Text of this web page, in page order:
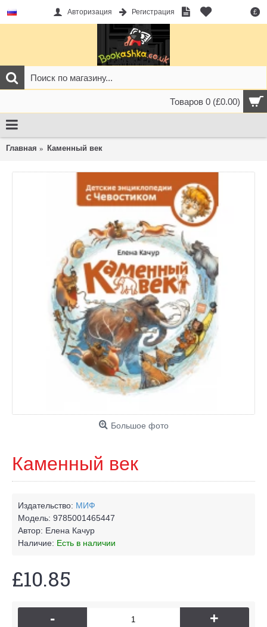
£
Авторизация Регистрация
Товаров 0 (£0.00)
Главная Каменный век
Большое фото
Каменный век
Издательство: МИФ
Модель: 9785001465447
Автор: Елена Качур
Наличие: Есть в наличии
£10.85
- +